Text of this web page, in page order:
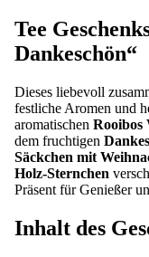
Tee
Dankeschön“
Dieses liebevoll
festliche Aromen und
aromatischen Rooibos
dem fruchtigen
Säckchen mit
Holz-Sternchen
Präsent für Genießer
Inhalt des